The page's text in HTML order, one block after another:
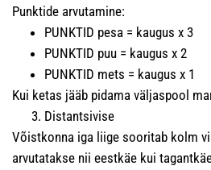
Punktide arvutamine:
PUNKTID pesa = kaugus x 3
PUNKTID puu = kaugus x 2
PUNKTID mets = kaugus x 1
Kui ketas jääb pidama väljaspool
Distantsivise
Võistkonna iga liige sooritab kolm
arvutatakse nii eestkäe kui